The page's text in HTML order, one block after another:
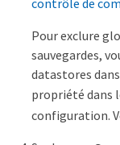
Pour exclure
sauvegardes,
datastores
propriété dans
configuration.